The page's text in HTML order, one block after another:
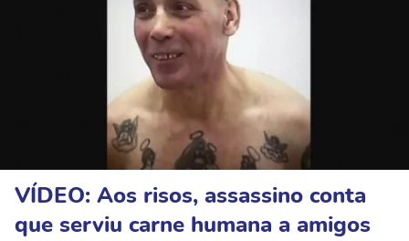
VÍDEO: Aos risos, assassino conta
que serviu carne humana a amigos